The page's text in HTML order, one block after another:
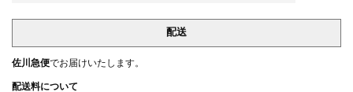
配送
佐川急便でお届けいたします。
配送料について